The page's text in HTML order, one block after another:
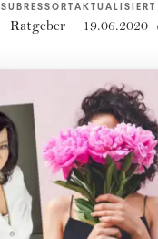
SUBRESSORT
Ratgeber
AKTUALISIERT
19.06.2020